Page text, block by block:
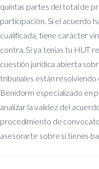
quintas partes del total de
participación. Si el acuerdo
cualificada, tiene carácter
contra. Si ya tenías tu HUT
cuestión jurídica abierta
tribunales están resolviendo
Benidorm especializado en
analizar la validez del
procedimiento de
asesorarte sobre si tienes